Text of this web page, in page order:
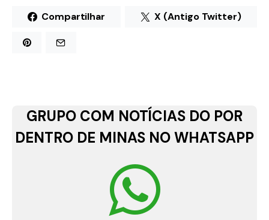
Compartilhar X (Antigo Twitter)
GRUPO COM NOTÍCIAS DO POR
DENTRO DE MINAS NO WHATSAPP